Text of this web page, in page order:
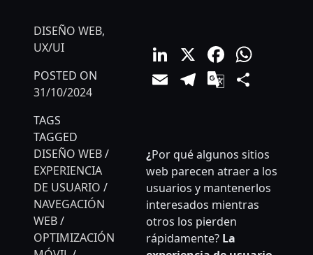
DISEÑO WEB,
UX/UI
POSTED ON
31/10/2024
TAGS
TAGGED
DISEÑO WEB/
EXPERIENCIA
DE USUARIO /
NAVEGACIÓN
WEB/
OPTIMIZACIÓN
LinkedIn
X
EmailTelegram
Google
¿Por qué algunos sitios
web parecen atraer a los
usuarios y mantenerlos
interesados mientras
otros los pierden
rápidamente?La